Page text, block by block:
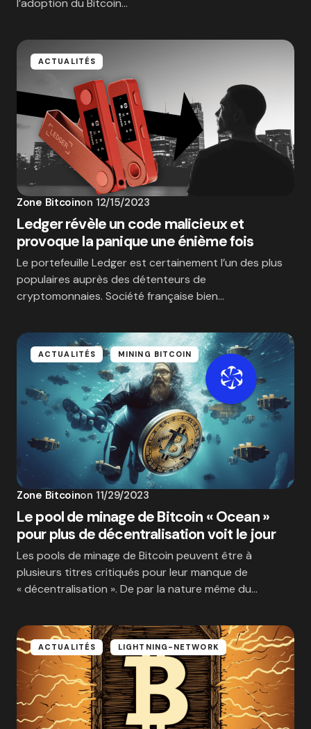
l’adoption du Bitcoin…
ACTUALITÉS
Zone Bitcoinon 12/15/2023
Ledger révèle un code malicieux et
provoque la panique une énième fois
Le portefeuille Ledger est certainement l’un des plus
populaires auprès des détenteurs de
cryptomonnaies. Société française bien…
ACTUALITÉS MINING BITCOIN
Zone Bitcoinon 11/29/2023
Le pool de minage de Bitcoin « Ocean »
pour plus de décentralisation voit le jour
Les pools de minage de Bitcoin peuvent être à
plusieurs titres critiqués pour leur manque de
« décentralisation ». De par la nature même du…
ACTUALITÉS LIGHTNING-NETWORK